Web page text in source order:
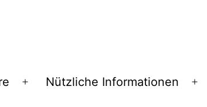
Menü
Nützliche Informationen